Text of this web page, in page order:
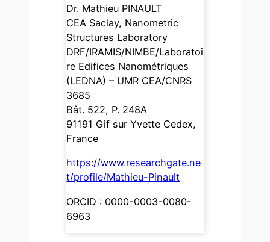
Dr. Mathieu PINAULT
CEA Saclay, Nanometric
Structures Laboratory
DRF/IRAMIS/NIMBE/Laboratoi
re Edifices Nanométriques
(LEDNA) – UMR CEA/CNRS
3685
Bât. 522, P. 248A
91191 Gif sur Yvette Cedex,
France
https://www.researchgate.ne
t/profile/Mathieu-Pinault
ORCID : 0000-0003-0080-
6963